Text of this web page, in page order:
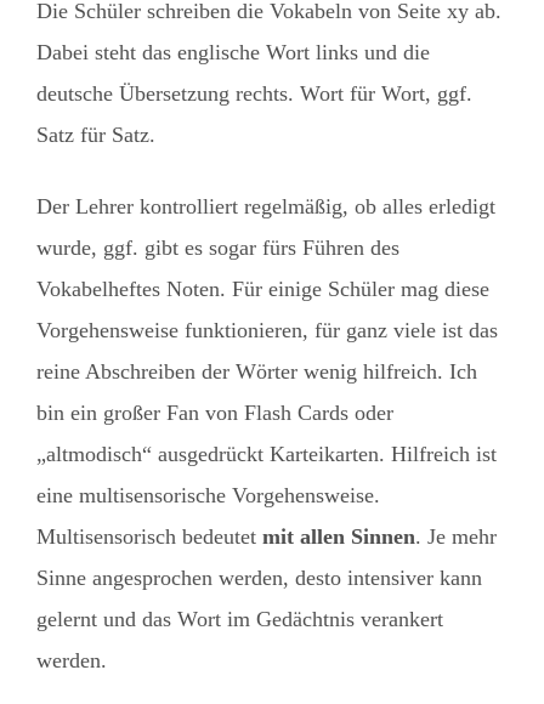
Die Schüler schreiben die Vokabeln von Seite xy ab.
Dabei steht das englische Wort links und die
deutsche Übersetzung rechts. Wort für Wort, ggf.
Satz für Satz.
Der Lehrer kontrolliert regelmäßig, ob alles erledigt
wurde, ggf. gibt es sogar fürs Führen des
Vokabelheftes Noten. Für einige Schüler mag diese
Vorgehensweise funktionieren, für ganz viele ist das
reine Abschreiben der Wörter wenig hilfreich. Ich
bin ein großer Fan von Flash Cards oder
„altmodisch“ ausgedrückt Karteikarten. Hilfreich ist
eine multisensorische Vorgehensweise.
Multisensorisch bedeutet mit allen Sinnen. Je mehr
Sinne angesprochen werden, desto intensiver kann
gelernt und das Wort im Gedächtnis verankert
werden.